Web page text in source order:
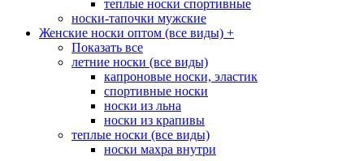
теплые носки спортивные
носки-тапочки мужские
Женские носки оптом (все виды) +
Показать все
летние носки (все виды)
капроновые носки, эластик
спортивные носки
носки из льна
носки из крапивы
теплые носки (все виды)
носки махра внутри